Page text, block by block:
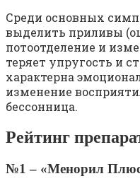
Среди основных
выделить приливы
потоотделение и
теряет упругость и
характерна
изменение
бессонница.
Рейтинг
№1 – «Менорил